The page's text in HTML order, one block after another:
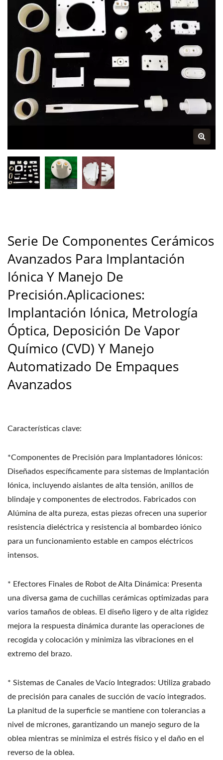
Empaques Avanzados | Más
De 30 Años De Fabricante De
Piezas Y Componentes
Cerámicos Avanzados |
Touch-Down Technology Co.,
Ltd.
Serie De Componentes Cerámicos
Avanzados Para Implantación
Iónica Y Manejo De
Precisión.Aplicaciones:
Implantación Iónica, Metrología
Óptica, Deposición De Vapor
Químico (CVD) Y Manejo
Automatizado De Empaques
Avanzados
Características clave:
*Componentes de Precisión para Implantadores Iónicos:
Diseñados específicamente para sistemas de Implantación
Iónica, incluyendo aislantes de alta tensión, anillos de
blindaje y componentes de electrodos. Fabricados con
Alúmina de alta pureza, estas piezas ofrecen una superior
resistencia dieléctrica y resistencia al bombardeo iónico
para un funcionamiento estable en campos eléctricos
intensos.
* Efectores Finales de Robot de Alta Dinámica: Presenta
una diversa gama de cuchillas cerámicas optimizadas para
varios tamaños de obleas. El diseño ligero y de alta rigidez
mejora la respuesta dinámica durante las operaciones de
recogida y colocación y minimiza las vibraciones en el
extremo del brazo.
* Sistemas de Canales de Vacío Integrados: Utiliza grabado
de precisión para canales de succión de vacío integrados.
La planitud de la superficie se mantiene con tolerancias a
nivel de micrones, garantizando un manejo seguro de la
oblea mientras se minimiza el estrés físico y el daño en el
reverso de la oblea.